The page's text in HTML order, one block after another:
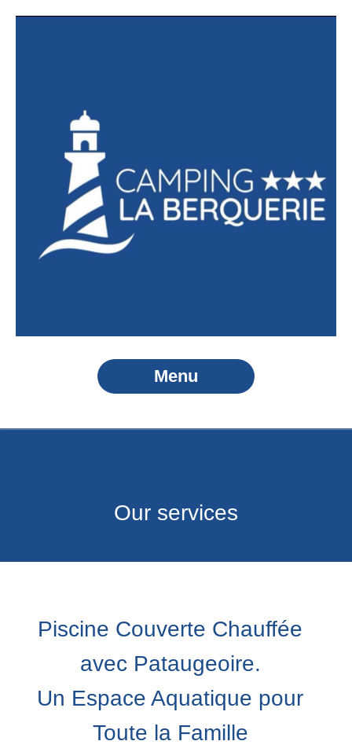
Menu
Our services
Piscine Couverte Chauffée
avec Pataugeoire.
Un Espace Aquatique pour
Toute la Famille